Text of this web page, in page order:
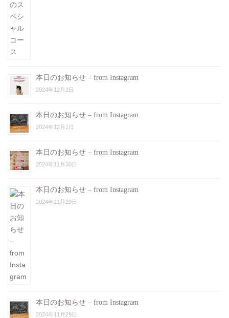
本日のお知らせ – from Instagram
2024年12月2日
本日のお知らせ – from Instagram
2024年12月1日
本日のお知らせ – from Instagram
2024年11月30日
本日のお知らせ – from Instagram
2024年11月29日
本日のお知らせ – from Instagram
2024年11月29日